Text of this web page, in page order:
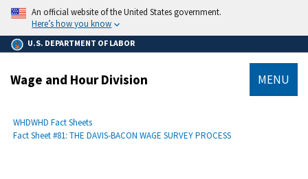
main
content
An official website of the United States government.
Here’s how you know
U.S. DEPARTMENT OF LABOR
Wage and Hour Division MENU
Breadcrumb
WHDWHD Fact Sheets
Fact Sheet #81: THE DAVIS-BACON WAGE SURVEY PROCESS